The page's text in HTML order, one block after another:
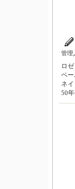
管理
ロ
ペ
ネ
50